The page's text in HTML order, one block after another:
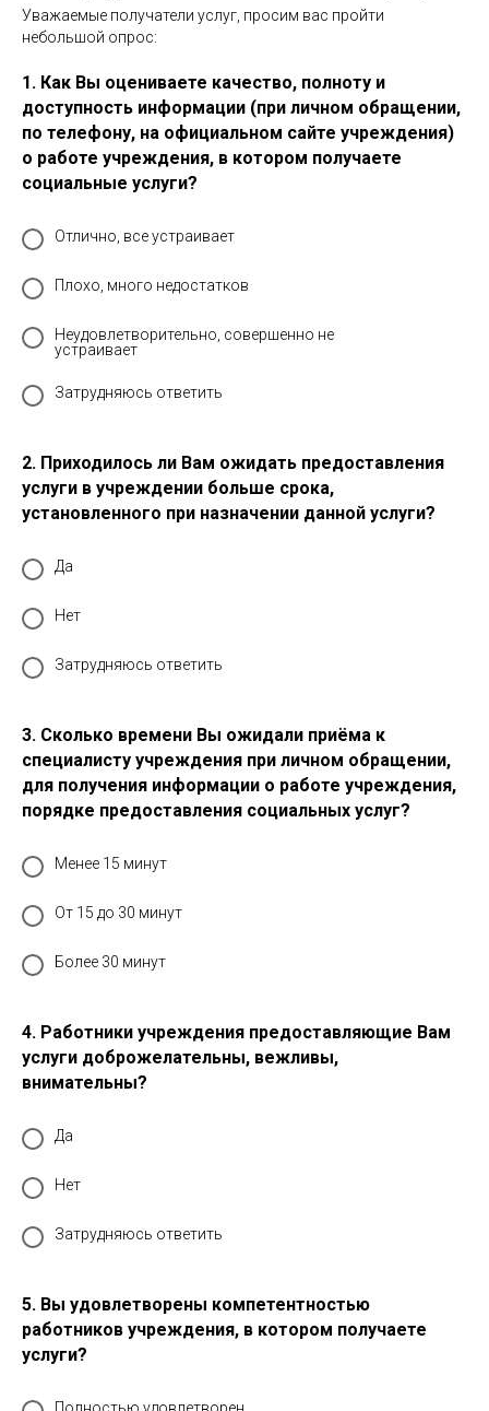
Уважаемые получатели услуг, просим вас пройти
небольшой опрос:
1. Как Вы оцениваете качество, полноту и
доступность информации (при личном обращении,
по телефону, на официальном сайте учреждения)
о работе учреждения, в котором получаете
социальные услуги?
Отлично, все устраивает
Плохо, много недостатков
Неудовлетворительно, совершенно не
устраивает
Затрудняюсь ответить
2. Приходилось ли Вам ожидать предоставления
услуги в учреждении больше срока,
установленного при назначении данной услуги?
Да
Нет
Затрудняюсь ответить
3. Сколько времени Вы ожидали приёма к
специалисту учреждения при личном обращении,
для получения информации о работе учреждения,
порядке предоставления социальных услуг?
Менее 15 минут
От 15 до 30 минут
Более 30 минут
4. Работники учреждения предоставляющие Вам
услуги доброжелательны, вежливы,
внимательны?
Да
Нет
Затрудняюсь ответить
5. Вы удовлетворены компетентностью
работников учреждения, в котором получаете
услуги?